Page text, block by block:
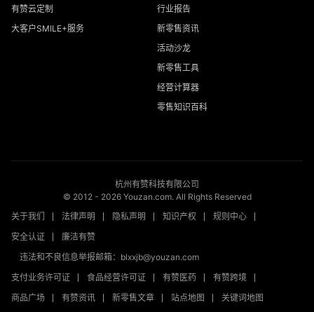
有赞云定制
大客户SMILE+服务
行业报告
新零售资讯
活动沙龙
新零售工具
经营计算器
零售知识百科
杭州有赞科技有限公司
© 2012 - 2026Youzan.com. All Rights Reserved
关于我们
法律声明 隐私声明 知识产权
规则中心
安全认证
廉洁有赞
违法和不良信息举报邮箱：blxxjb@youzan.com
支付业务许可证
食品经营许可证 有赞医药
有赞跨境
商品广场
有赞资讯 新零售文章 站点地图
关键词地图